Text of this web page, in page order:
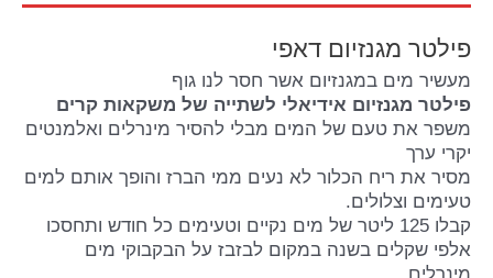
פילטר מגנזיום דאפי
מעשיר מים במגנזיום אשר חסר לנו גוף
פילטר מגנזיום אידיאלי לשתייה של משקאות קרים
משפר את טעם של המים מבלי להסיר מינרלים ואלמנטים
יקרי ערך
מסיר את ריח הכלור לא נעים ממי הברז והופך אותם למים
טעימים וצלולים.
קבלו 125 ליטר של מים נקיים וטעימים כל חודש ותחסכו
אלפי שקלים בשנה במקום לבזבז על הבקבוקי מים
מינרלים